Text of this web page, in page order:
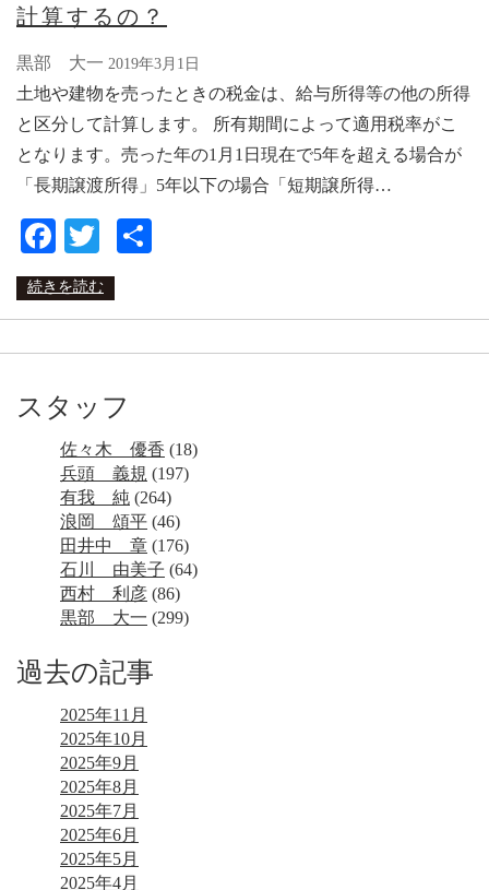
計算するの？
黒部 大一 2019年3月1日
土地や建物を売ったときの税金は、給与所得等の他の所得
と区分して計算します。 所有期間によって適用税率がこ
となります。売った年の1月1日現在で5年を超える場合が
「長期譲渡所得」5年以下の場合「短期譲所得…
Facebook
Twitter
続きを読む
スタッフ
佐々木 優香 (18)
兵頭 義規 (197)
有我 純 (264)
浪岡 頌平 (46)
田井中 章 (176)
石川 由美子 (64)
西村 利彦 (86)
黒部 大一 (299)
過去の記事
2025年11月
2025年10月
2025年9月
2025年8月
2025年7月
2025年6月
2025年5月
2025年4月